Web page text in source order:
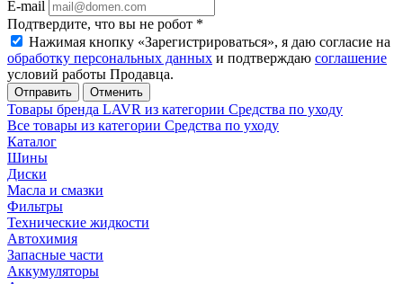
E-mail
Подтвердите, что вы не робот *
Нажимая кнопку «Зарегистрироваться», я даю согласие на
обработку персональных данных и подтверждаю соглашение
условий работы Продавца.
Отменить
Товары бренда LAVR из категории Средства по уходу
Все товары из категории Средства по уходу
Каталог
Шины
Диски
Масла и смазки
Фильтры
Технические жидкости
Автохимия
Запасные части
Аккумуляторы